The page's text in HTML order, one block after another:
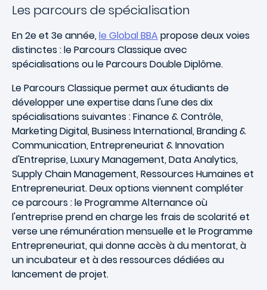
Les parcours de spécialisation
En 2e et 3e année, le Global BBA propose deux voies
distinctes : le Parcours Classique avec
spécialisations ou le Parcours Double Diplôme.
Le Parcours Classique permet aux étudiants de
développer une expertise dans l'une des dix
spécialisations suivantes : Finance & Contrôle,
Marketing Digital, Business International, Branding &
Communication, Entrepreneuriat & Innovation
d'Entreprise, Luxury Management, Data Analytics,
Supply Chain Management, Ressources Humaines et
Entrepreneuriat. Deux options viennent compléter
ce parcours : le Programme Alternance où
l'entreprise prend en charge les frais de scolarité et
verse une rémunération mensuelle et le Programme
Entrepreneuriat, qui donne accès à du mentorat, à
un incubateur et à des ressources dédiées au
lancement de projet.